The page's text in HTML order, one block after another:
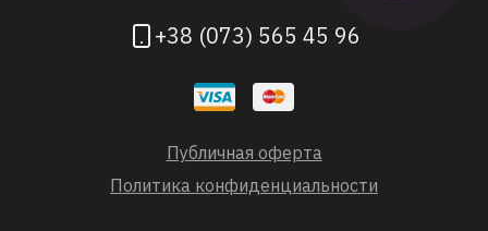
+38 (073) 565 45 96
Публичная оферта
Политика конфиденциальности